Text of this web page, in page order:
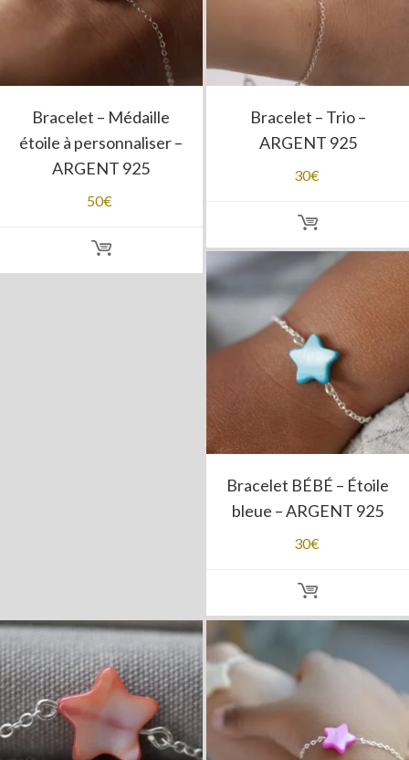
Bracelet – Médaille
étoile à personnaliser –
ARGENT 925
50€
Bracelet – Trio –
ARGENT 925
30€
Bracelet BÉBÉ – Étoile
bleue – ARGENT 925
30€